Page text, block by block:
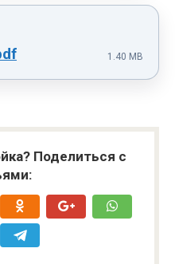
1.40 MB
Поделиться с